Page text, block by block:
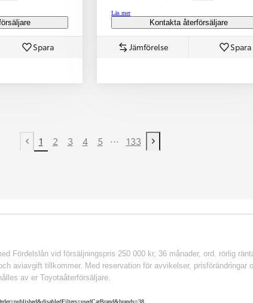
Spara
Läs mer
Kontakta återförsäljare
Jämförelse Spara
Previous page
1 2 3 4 5 ... 133
Next page
Fördelslån vid försäljningspris 250 000 kr, 36 månader, ord. rörlig
aviavgift tillkommer. Med reservation för avvikelser,
av er Toyotaåterförsäljare.